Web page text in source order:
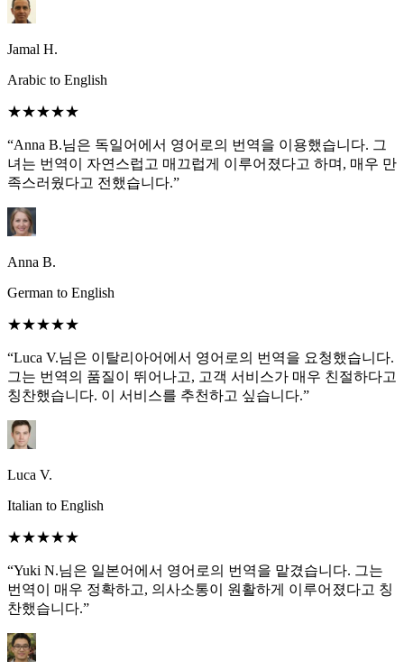
Jamal H.
Arabic to English
★★★★★
“Anna B.님은 독일어에서 영어로의 번역을 이용했습니다. 그
녀는 번역이 자연스럽고 매끄럽게 이루어졌다고 하며, 매우 만
족스러웠다고 전했습니다.”
Anna B.
German to English
★★★★★
“Luca V.님은 이탈리아어에서 영어로의 번역을 요청했습니다.
그는 번역의 품질이 뛰어나고, 고객 서비스가 매우 친절하다고
칭찬했습니다. 이 서비스를 추천하고 싶습니다.”
Luca V.
Italian to English
★★★★★
“Yuki N.님은 일본어에서 영어로의 번역을 맡겼습니다. 그는
번역이 매우 정확하고, 의사소통이 원활하게 이루어졌다고 칭
찬했습니다.”